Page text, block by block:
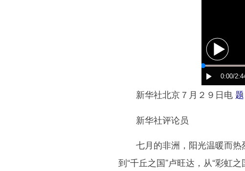
新华社北京７月２９日电
新华社评论员
七月的非洲，阳光温暖而热
到“千丘之国”卢旺达，从“彩虹